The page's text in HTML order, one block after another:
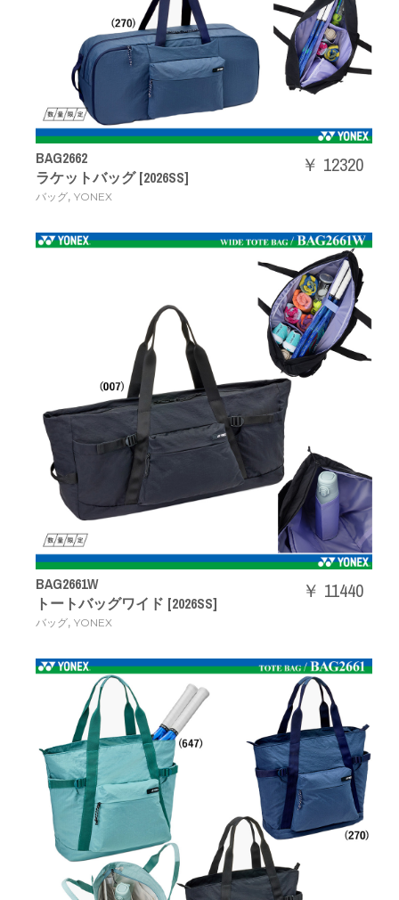
BAG2662
ラケットバッグ [2026SS]
バッグ, YONEX
￥ 12320
BAG2661W
トートバッグワイド [2026SS]
バッグ, YONEX
￥ 11440